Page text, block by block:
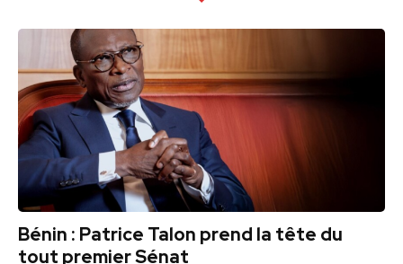
Bénin : Patrice Talon prend la tête du
tout premier Sénat